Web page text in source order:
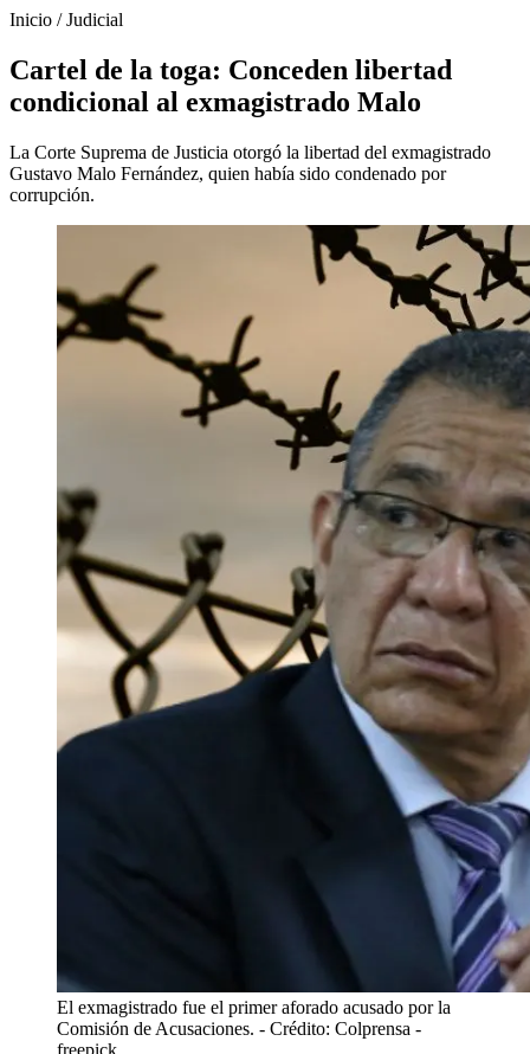
Inicio /Judicial
Cartel de la toga: Conceden libertad
condicional al exmagistrado Malo
La Corte Suprema de Justicia otorgó la libertad del exmagistrado
Gustavo Malo Fernández, quien había sido condenado por
corrupción.
El exmagistrado fue el primer aforado acusado por la
Comisión de Acusaciones. - Crédito: Colprensa -
freepick